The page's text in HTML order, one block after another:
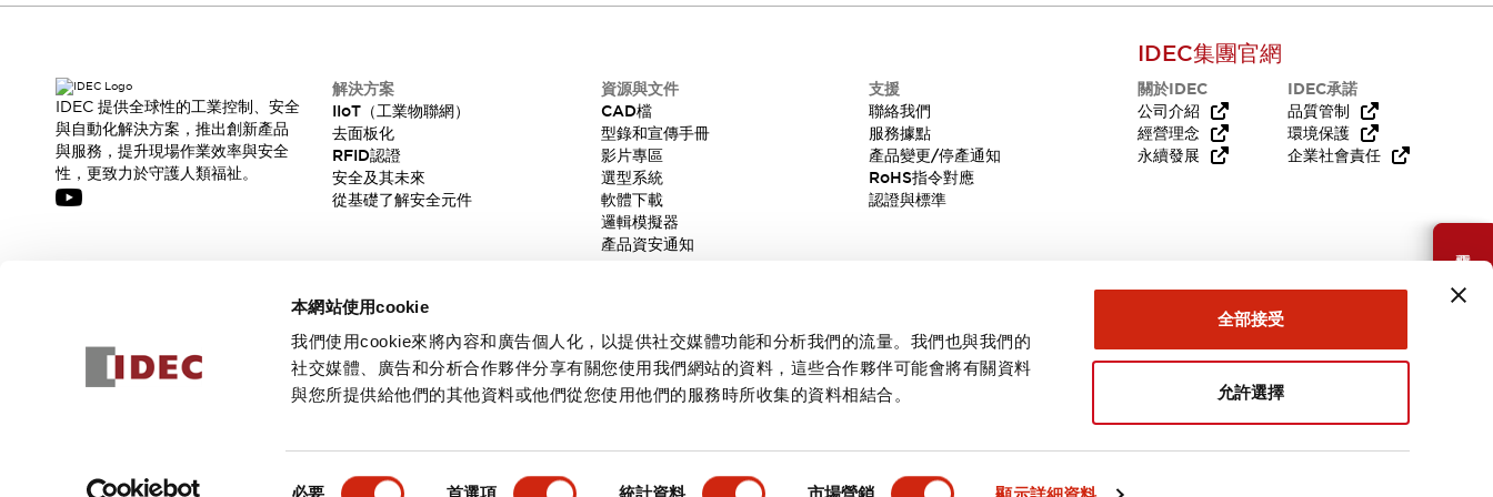
本網站使用cookie
我們使用cookie來將內容和廣告個人化，以提供社交媒體功能和分析我們的流量。我們也與我們的
社交媒體、廣告和分析合作夥伴分享有關您使用我們網站的資料，這些合作夥伴可能會將有關資料
與您所提供給他們的其他資料或他們從您使用他們的服務時所收集的資料相結合。
必要 首選項 統計資料 市場營銷
全部接受
允許選擇
需要幫助嗎？
IDEC 提供全球性的工業控制、安全
與自動化解決方案，推出創新產品
與服務，提升現場作業效率與安全
性，更致力於守護人類福祉。
解決方案
IIoT（工業物聯網）
去面板化
RFID認證
安全及其未來
從基礎了解安全元件
資源與文件
CAD檔
型錄和宣傳手冊
影片專區
選型系統
軟體下載
邏輯模擬器
產品資安通知
支援
聯絡我們
服務據點
產品變更/停產通知
RoHS指令對應
認證與標準
IDEC集團官網
關於IDEC
公司介紹
經營理念
永續發展
IDEC承諾
品質管制
環境保護
企業社會責任
訂閱
隱私權政策使用條款 台灣